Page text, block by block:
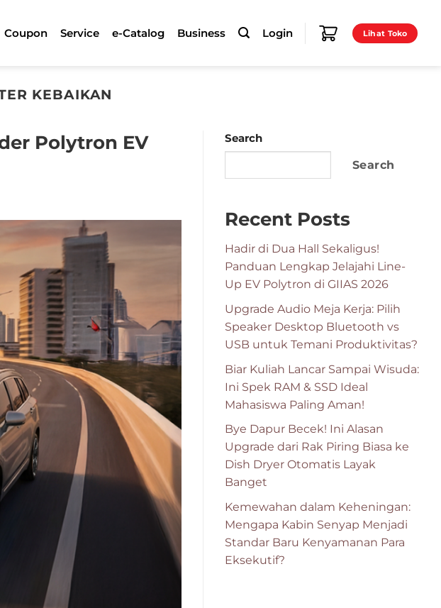
Coupon Service e-Catalog Business Login Lihat Toko
KEBAIKAN
Polytron EV
Search
Search
Recent Posts
Hadir di Dua Hall Sekaligus!
Panduan Lengkap Jelajahi Line-
Up EV Polytron di GIIAS 2026
Upgrade Audio Meja Kerja: Pilih
Speaker Desktop Bluetooth vs
USB untuk Temani Produktivitas?
Biar Kuliah Lancar Sampai Wisuda:
Ini Spek RAM & SSD Ideal
Mahasiswa Paling Aman!
Bye Dapur Becek! Ini Alasan
Upgrade dari Rak Piring Biasa ke
Dish Dryer Otomatis Layak
Banget
Kemewahan dalam Keheningan:
Mengapa Kabin Senyap Menjadi
Standar Baru Kenyamanan Para
Eksekutif?